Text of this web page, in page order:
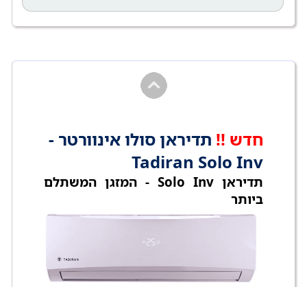
חדש !! תדיראן סולו אינוורטר -
Tadiran Solo Inv
תדיראן Solo Inv - המזגן המשתלם
ביותר